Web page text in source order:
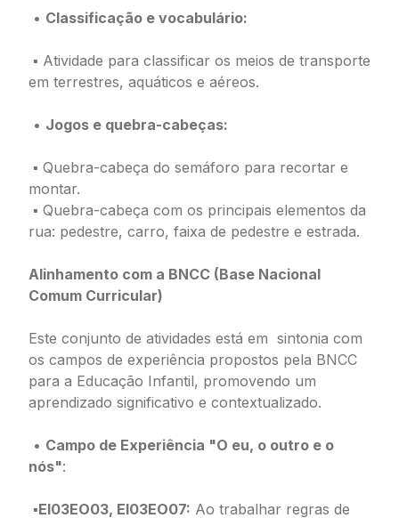
• Classificação e vocabulário:
▪ Atividade para classificar os meios de transporte
em terrestres, aquáticos e aéreos.
• Jogos e quebra-cabeças:
▪ Quebra-cabeça do semáforo para recortar e
montar.
▪ Quebra-cabeça com os principais elementos da
rua: pedestre, carro, faixa de pedestre e estrada.
Alinhamento com a BNCC (Base Nacional
Comum Curricular)
Este conjunto de atividades está em sintonia com
os campos de experiência propostos pela BNCC
para a Educação Infantil, promovendo um
aprendizado significativo e contextualizado.
• Campo de Experiência "O eu, o outro e o
nós":
▪EI03EO03, EI03EO07: Ao trabalhar regras de